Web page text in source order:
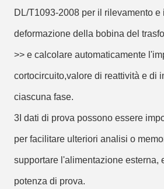
DL/T1093-2008 per il rilevamento
deformazione della bobina del
>> e calcolare automaticamente
cortocircuito,valore di reattività e di
ciascuna fase.
3I dati di prova possono essere
per facilitare ulteriori analisi o
supportare l'alimentazione esterna,
potenza di prova.